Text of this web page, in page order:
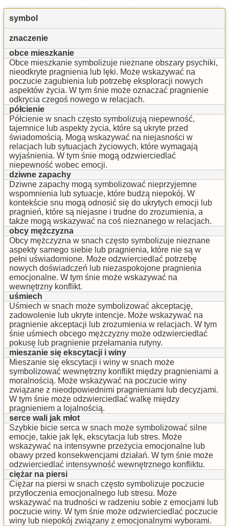
symbol
znaczenie
obce mieszkanie
Obce mieszkanie symbolizuje nieznane obszary psychiki,
nieodkryte pragnienia lub lęki. Może wskazywać na
poczucie zagubienia lub potrzebę eksploracji nowych
aspektów życia. W tym śnie może oznaczać pragnienie
odkrycia czegoś nowego w relacjach.
półcienie
Półcienie w snach często symbolizują niepewność,
tajemnice lub aspekty życia, które są ukryte przed
świadomością. Mogą wskazywać na niejasności w
relacjach lub sytuacjach życiowych, które wymagają
wyjaśnienia. W tym śnie mogą odzwierciedlać
niepewność wobec emocji.
dziwne zapachy
Dziwne zapachy mogą symbolizować nieprzyjemne
wspomnienia lub sytuacje, które budzą niepokój. W
kontekście snu mogą odnosić się do ukrytych emocji lub
pragnień, które są niejasne i trudne do zrozumienia, a
także mogą wskazywać na coś nieznanego w relacjach.
obcy mężczyzna
Obcy mężczyzna w snach często symbolizuje nieznane
aspekty samego siebie lub pragnienia, które nie są w
pełni uświadomione. Może odzwierciedlać potrzebę
nowych doświadczeń lub niezaspokojone pragnienia
emocjonalne. W tym śnie może wskazywać na
wewnętrzny konflikt.
uśmiech
Uśmiech w snach może symbolizować akceptację,
zadowolenie lub ukryte intencje. Może wskazywać na
pragnienie akceptacji lub zrozumienia w relacjach. W tym
śnie uśmiech obcego mężczyzny może odzwierciedlać
pokusę lub pragnienie przełamania rutyny.
mieszanie się ekscytacji i winy
Mieszanie się ekscytacji i winy w snach może
symbolizować wewnętrzny konflikt między pragnieniami a
moralnością. Może wskazywać na poczucie winy
związane z nieodpowiednimi pragnieniami lub decyzjami.
W tym śnie może odzwierciedlać walkę między
pragnieniem a lojalnością.
serce wali jak młot
Szybkie bicie serca w snach może symbolizować silne
emocje, takie jak lęk, ekscytacja lub stres. Może
wskazywać na intensywne przeżycia emocjonalne lub
obawy przed konsekwencjami działań. W tym śnie może
odzwierciedlać intensywność wewnętrznego konfliktu.
ciężar na piersi
Ciężar na piersi w snach często symbolizuje poczucie
przytłoczenia emocjonalnego lub stresu. Może
wskazywać na trudności w radzeniu sobie z emocjami lub
poczucie winy. W tym śnie może odzwierciedlać poczucie
winy lub niepokój związany z emocjonalnymi wyborami.